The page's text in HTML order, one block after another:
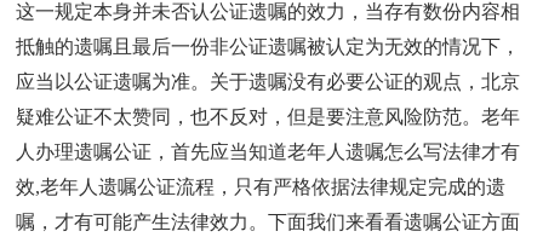
这一规定本身并未否认公证遗嘱的效力，当存有数份内容相
抵触的遗嘱且最后一份非公证遗嘱被认定为无效的情况下，
应当以公证遗嘱为准。关于遗嘱没有必要公证的观点，北京
疑难公证不太赞同，也不反对，但是要注意风险防范。老年
人办理遗嘱公证，首先应当知道老年人遗嘱怎么写法律才有
效,老年人遗嘱公证流程，只有严格依据法律规定完成的遗
嘱，才有可能产生法律效力。下面我们来看看遗嘱公证方面